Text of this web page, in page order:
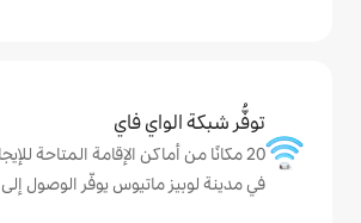
الإقامة المتاحة للإيجار لقضاء العطلات
يوفّر الوصول إلى شبكة الواي فاي